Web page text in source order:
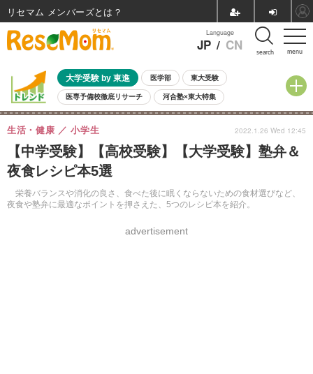
menu
Language
JP / CN search
大学受験 by 東進 医学部 東大受験
医専予備校徹底リサーチ 河合塾×東大特集
親子で考える大学選び 高校受験 中学受験 小学校受験
共通テスト 夏休み
8月開催イベント・WS 全国公立高校 過去問 人気記事
自由研究教材（小学生向け）
【中学受験】【高校受験】【大学受験】塾弁＆
夜食レシピ本5選
栄養バランスや消化の良さ、食べた後に眠くならないための食材選びなど、
夜食や塾弁に最適なポイントを押さえた、5つのレシピ本を紹介。
生活・健康 小学生
advertisement
2022.1.26 Wed 12:45
リセマム メンバーズ